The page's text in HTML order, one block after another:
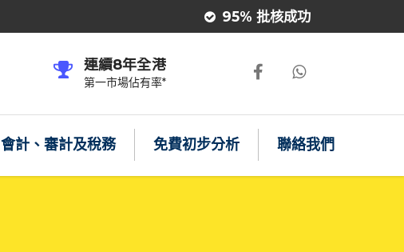
95% 批核成功
連續8年全港
第一市場佔有率*
會計、審計及稅務 免費初步分析 聯絡我們